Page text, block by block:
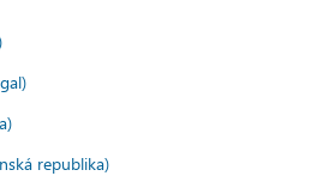
republika)